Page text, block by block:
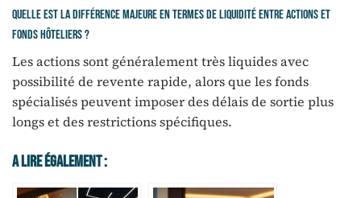
Quelle est la différence majeure en termes de liquidité entre actions et
fonds hôteliers ?
Les actions sont généralement très liquides avec
possibilité de revente rapide, alors que les fonds
spécialisés peuvent imposer des délais de sortie plus
longs et des restrictions spécifiques.
A Lire Également :